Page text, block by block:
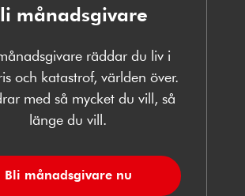
månadsgivare
räddar du liv i
och katastrof, världen över.
med så mycket du vill, så
länge du vill.
Bli månadsgivare nu